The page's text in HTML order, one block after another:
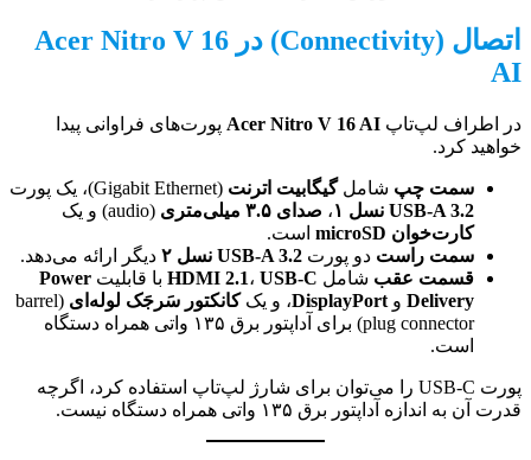
اتصال (Connectivity) در Acer Nitro V 16
AI
در اطراف لپ‌تاپ Acer Nitro V 16 AI پورت‌های فراوانی پیدا
خواهید کرد.
سمت چپ شاملگیگابیت اترنت (Gigabit Ethernet)، یک پورت
USB-A 3.2 نسل ۱
، صدای ۳.۵ میلی‌متری
(audio) و یک
کارت‌خوان microSD
است.
سمت راست دو پورت USB-A 3.2 نسل ۲
دیگر ارائه می‌دهد.
قسمت عقب شامل HDMI 2.1، USB-C با قابلیت Power
Delivery و DisplayPort، و یککانکتور سَرجَک لوله‌ای
(barrel
plug connector) برای آداپتور برق ۱۳۵ واتی همراه دستگاه
است.
پورت USB-C را می‌توان برای شارژ لپ‌تاپ استفاده کرد، اگرچه
قدرت آن به اندازه آداپتور برق ۱۳۵ واتی همراه دستگاه نیست.